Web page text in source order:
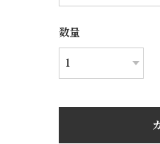
数量